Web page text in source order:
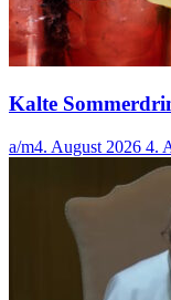
Kalte
a/m4. August 2026 4.